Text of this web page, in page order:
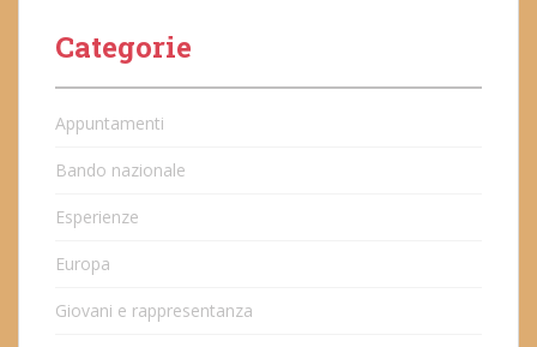
Categorie
Appuntamenti
Bando nazionale
Esperienze
Europa
Giovani e rappresentanza